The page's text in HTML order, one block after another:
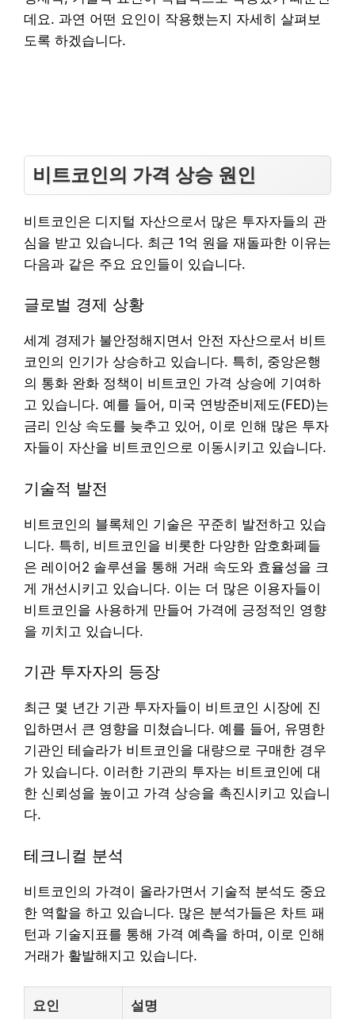
데요. 과연 어떤 요인이 작용했는지 자세히 살펴보
도록 하겠습니다.
비트코인의 가격 상승 원인
비트코인은 디지털 자산으로서 많은 투자자들의 관
심을 받고 있습니다. 최근 1억 원을 재돌파한 이유는
다음과 같은 주요 요인들이 있습니다.
글로벌 경제 상황
세계 경제가 불안정해지면서 안전 자산으로서 비트
코인의 인기가 상승하고 있습니다. 특히, 중앙은행
의 통화 완화 정책이 비트코인 가격 상승에 기여하
고 있습니다. 예를 들어, 미국 연방준비제도(FED)는
금리 인상 속도를 늦추고 있어, 이로 인해 많은 투자
자들이 자산을 비트코인으로 이동시키고 있습니다.
기술적 발전
비트코인의 블록체인 기술은 꾸준히 발전하고 있습
니다. 특히, 비트코인을 비롯한 다양한 암호화폐들
은 레이어2 솔루션을 통해 거래 속도와 효율성을 크
게 개선시키고 있습니다. 이는 더 많은 이용자들이
비트코인을 사용하게 만들어 가격에 긍정적인 영향
을 끼치고 있습니다.
기관 투자자의 등장
최근 몇 년간 기관 투자자들이 비트코인 시장에 진
입하면서 큰 영향을 미쳤습니다. 예를 들어, 유명한
기관인 테슬라가 비트코인을 대량으로 구매한 경우
가 있습니다. 이러한 기관의 투자는 비트코인에 대
한 신뢰성을 높이고 가격 상승을 촉진시키고 있습니
다.
테크니컬 분석
비트코인의 가격이 올라가면서 기술적 분석도 중요
한 역할을 하고 있습니다. 많은 분석가들은 차트 패
턴과 기술지표를 통해 가격 예측을 하며, 이로 인해
거래가 활발해지고 있습니다.
요인 설명